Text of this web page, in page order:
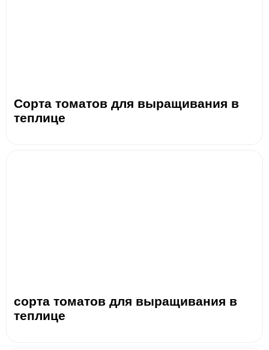
Сорта томатов для выращивания в
теплице
сорта томатов для выращивания в
теплице